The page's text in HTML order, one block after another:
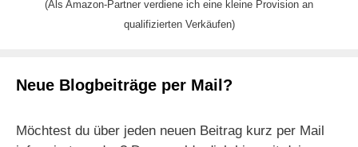
(Als Amazon-Partner verdiene ich eine kleine Provision an
qualifizierten Verkäufen)
Neue Blogbeiträge per Mail?
Möchtest du über jeden neuen Beitrag kurz per Mail